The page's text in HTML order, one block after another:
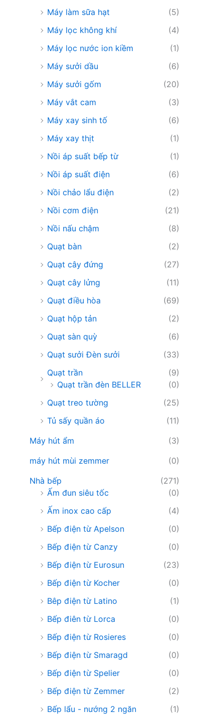
Máy làm sữa hạt
(5)
Máy lọc không khí
(4)
Máy lọc nước ion kiềm
(1)
Máy sưởi dầu
(6)
Máy sưởi gốm
(20)
Máy vắt cam
(3)
Máy xay sinh tố
(6)
Máy xay thịt
(1)
Nồi áp suất bếp từ
(1)
Nồi áp suất điện
(6)
Nồi chảo lẩu điện
(2)
Nồi cơm điện
(21)
Nồi nấu chậm
(8)
Quạt bàn
(2)
Quạt cây đứng
(27)
Quạt cây lửng
(11)
Quạt điều hòa
(69)
Quạt hộp tản
(2)
Quạt sàn quỳ
(6)
Quạt sưởi Đèn sưởi
(33)
Quạt trần
(9)
Quạt trần đèn BELLER
(0)
Quạt treo tường
(25)
Tủ sấy quần áo
(11)
Máy hút ẩm
(3)
máy hút mùi zemmer
(0)
Nhà bếp
(271)
Ấm đun siêu tốc
(0)
Ấm inox cao cấp
(4)
Bếp điện từ Apelson
(0)
Bếp điện từ Canzy
(0)
Bếp điện từ Eurosun
(23)
Bếp điện từ Kocher
(0)
Bêp điện từ Latino
(1)
Bếp điên từ Lorca
(0)
Bếp điện từ Rosieres
(0)
Bếp điện từ Smaragd
(0)
Bếp điện từ Spelier
(0)
Bếp điện từ Zemmer
(2)
Bếp lẩu - nướng 2 ngăn
(1)